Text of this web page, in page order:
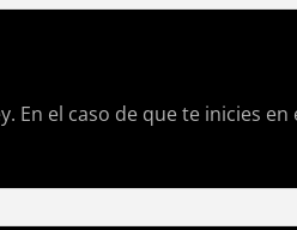
En el caso de que te inicies